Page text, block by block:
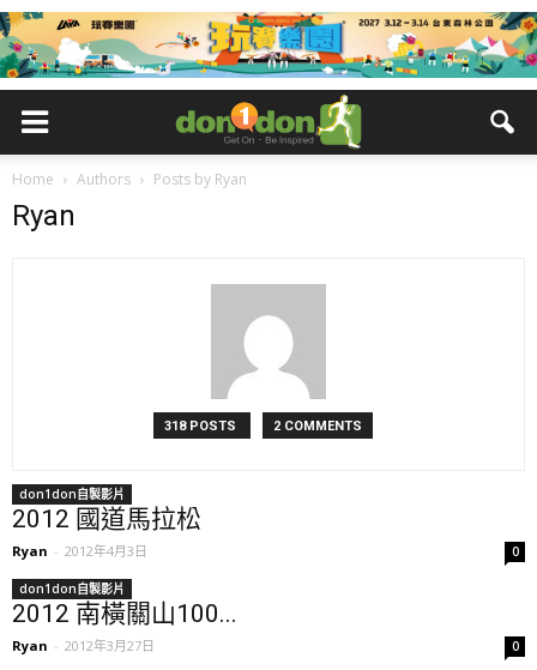
Home Authors Posts by Ryan
Ryan
318 POSTS 2 COMMENTS
don1don自製影片
2012 國道馬拉松
Ryan - 2012年4月3日 0
don1don自製影片
2012 南橫關山100...
Ryan - 2012年3月27日 0